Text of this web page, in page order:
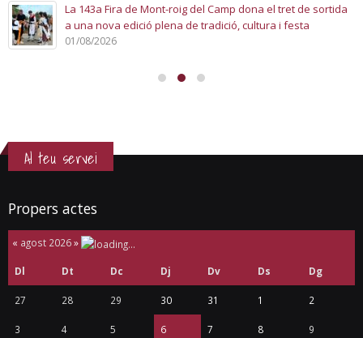
La 143a Fira de Mont-roig del Camp dona el tret de sortida
a una nova edició plena de tradició, cultura i festa
01/08/2026
Al teu servei
Propers actes
« agost 2026»
Dl Dt Dc Dj Dv Ds Dg
27 28 29 30 31 1 2
3 4 5 6 7 8 9